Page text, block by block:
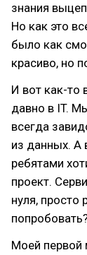
знания
Но как это
было как
красиво, но
И вот как-то
давно в IT.
всегда
из данных. А
ребятами
проект.
нуля, просто
Моей